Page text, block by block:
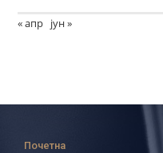
« апр јун »
Почетна